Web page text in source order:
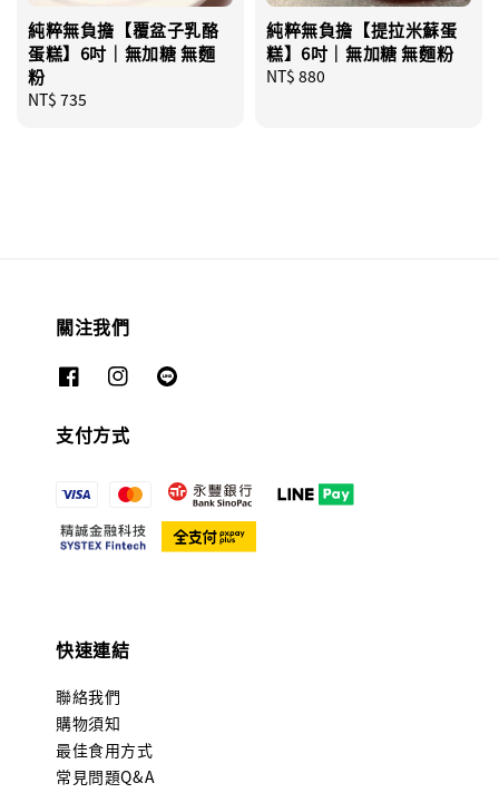
純粹無負擔【覆盆子乳酪
蛋糕】6吋｜無加糖 無麵
粉
Regular
NT$ 735
純粹無負擔【提拉米蘇蛋
糕】6吋｜無加糖 無麵粉
Regular
NT$ 880
關注我們
支付方式
快速連結
聯絡我們
購物須知
最佳食用方式
常見問題Q&A